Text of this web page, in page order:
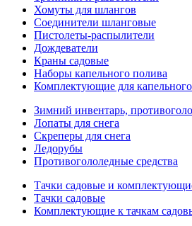
Хомуты для шлангов
Соединители шланговые
Пистолеты-распылители
Дождеватели
Краны садовые
Наборы капельного полива
Комплектующие для
Зимний инвентарь,
Лопаты для снега
Скреперы для снега
Ледорубы
Противогололедные средства
Тачки садовые и
Тачки садовые
Комплектующие к тачкам